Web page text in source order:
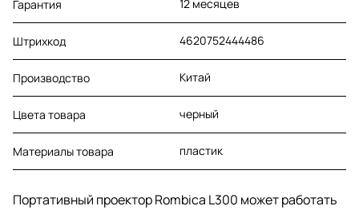
Гарантия 12 месяцев
Штрихкод 4620752444486
Производство Китай
Цвета товара черный
Материалы товара пластик
Портативный проектор Rombica L300 может работать